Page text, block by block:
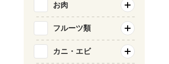
お肉
フルーツ類
カニ・エビ